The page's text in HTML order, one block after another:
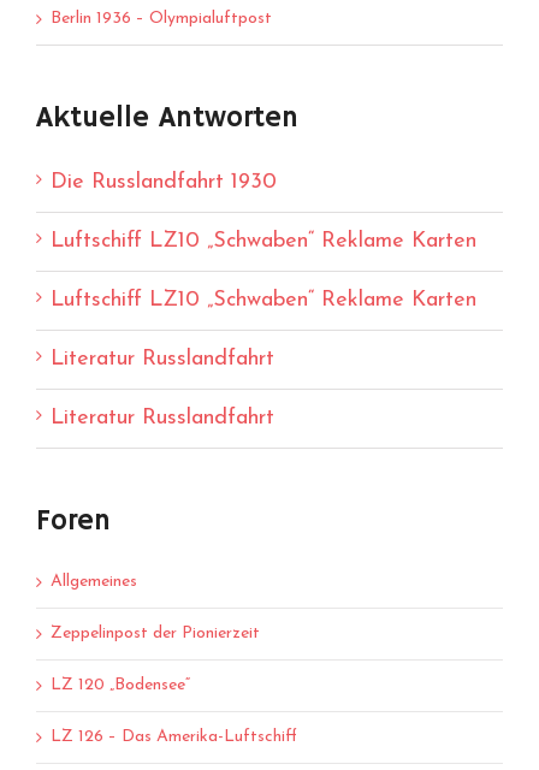
Berlin 1936 – Olympialuftpost
Aktuelle Antworten
Die Russlandfahrt 1930
Luftschiff LZ10 „Schwaben“ Reklame Karten
Luftschiff LZ10 „Schwaben“ Reklame Karten
Literatur Russlandfahrt
Literatur Russlandfahrt
Foren
Allgemeines
Zeppelinpost der Pionierzeit
LZ 120 „Bodensee“
LZ 126 – Das Amerika-Luftschiff